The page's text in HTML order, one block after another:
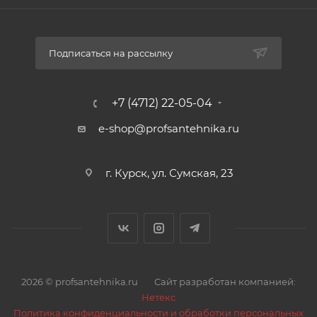
эксплуатироваться в широких диапазонах
Подписаться на рассылку
+7 (4712) 22-05-04
e-shop@profsantehnika.ru
г. Курск, ул. Сумская, 23
2026 © profsantehnika.ru
Сайт разработан компанией:
Нетекс
Политика конфиденциальности и обработки персональных